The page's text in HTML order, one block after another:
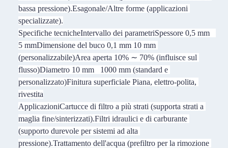
bassa pressione).Esagonale/Altre forme (applicazioni
specializzate).
Specifiche tecnicheIntervallo dei parametriSpessore 0,5 mm
5 mmDimensione del buco 0,1 mm 10 mm
(personalizzabile)Area aperta 10% ∼ 70% (influisce sul
flusso)Diametro 10 mm   1000 mm (standard e
personalizzato)Finitura superficiale Piana, elettro-polita,
rivestita
ApplicazioniCartucce di filtro a più strati (supporta strati a
maglia fine/sinterizzati).Filtri idraulici e di carburante
(supporto durevole per sistemi ad alta
pressione).Trattamento dell'acqua (prefiltro per la rimozione